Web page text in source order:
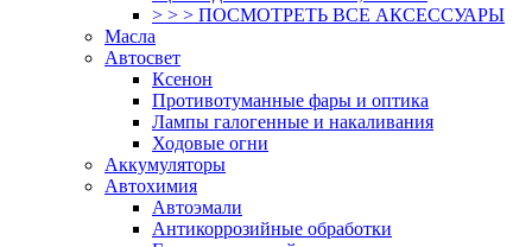
> > > ПОСМОТРЕТЬ ВСЕ АКСЕССУАРЫ
Масла
Автосвет
Ксенон
Противотуманные фары и оптика
Лампы галогенные и накаливания
Ходовые огни
Аккумуляторы
Автохимия
Автоэмали
Антикоррозийные обработки